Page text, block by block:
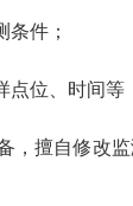
条件；
点位、时间等
，擅自修改